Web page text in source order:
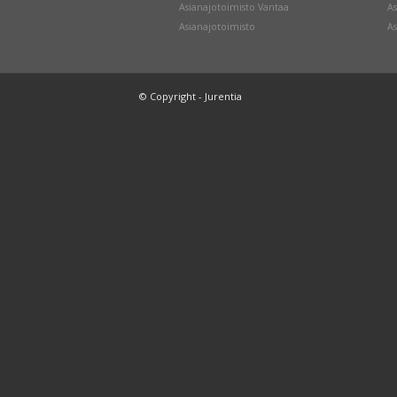
Asianajotoimisto Vantaa
Asianajotoimisto
© Copyright - Jurentia